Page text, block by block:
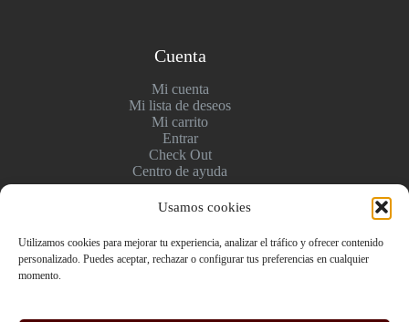
Usamos cookies
Utilizamos cookies para mejorar tu experiencia, analizar el tráfico y ofrecer contenido
personalizado. Puedes aceptar, rechazar o configurar tus preferencias en cualquier
momento.
Cuenta
Mi cuenta
Mi lista de deseos
Mi carrito
Entrar
Check Out
Centro de ayuda
Pagos y entregas
Envío y pago